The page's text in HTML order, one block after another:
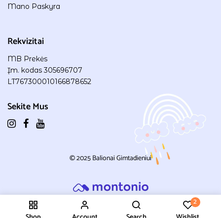
2
Mano Paskyra
Rekvizitai
MB Prekės
Įm. kodas 305696707
LT767300010166878652
Sekite Mus
© 2025Balionai Gimtadieniui